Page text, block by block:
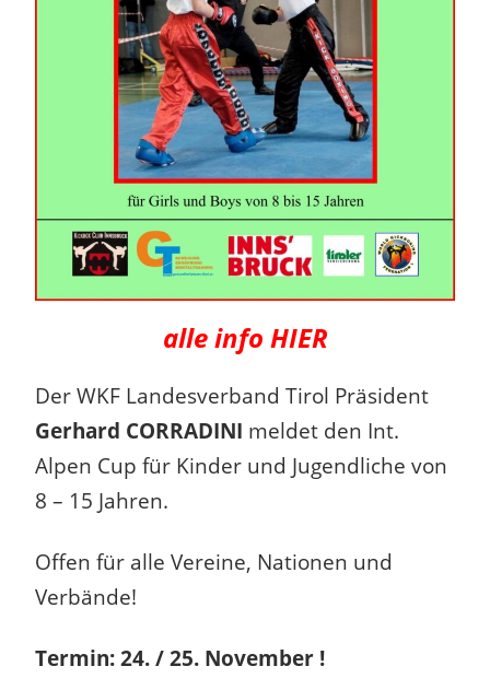
alle info HIER
Der WKF Landesverband Tirol Präsident
Gerhard CORRADINI meldet den Int.
Alpen Cup für Kinder und Jugendliche von
8 – 15 Jahren.
Offen für alle Vereine, Nationen und
Verbände!
Termin: 24. / 25. November !